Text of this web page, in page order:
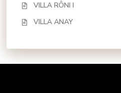
VILLA RÔNI I
VILLA ANAY